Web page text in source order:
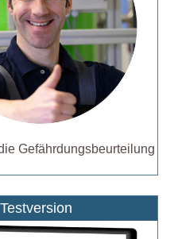
Gefährdungsbeurteilung